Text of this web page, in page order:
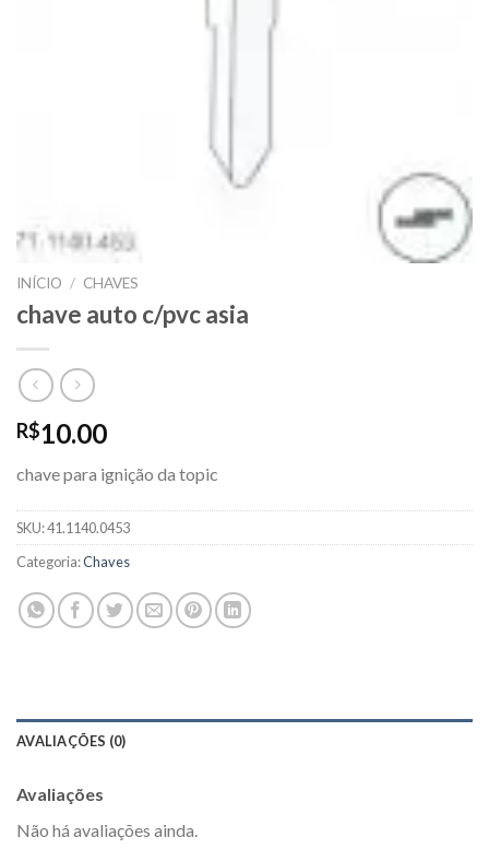
INÍCIO / CHAVES
chave auto c/pvc asia
R$10.00
chave para ignição da topic
SKU:41.1140.0453
Categoria:Chaves
AVALIAÇÕES (0)
Avaliações
Não há avaliações ainda.